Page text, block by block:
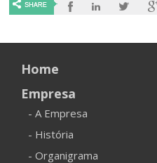
Home
Empresa
- A Empresa
- História
- Organigrama